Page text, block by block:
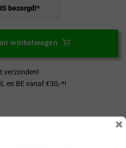
bezorgd!*
winkelwagen
verzonden!
en BE vanaf €30,-*!
×